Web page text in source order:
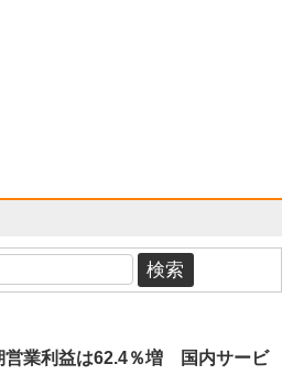
営業利益は62.4％増 国内サービ